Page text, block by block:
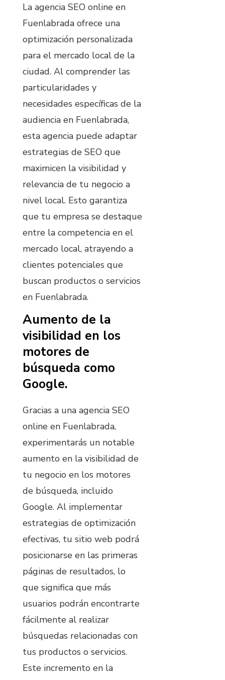
La agencia SEO online en
Fuenlabrada ofrece una
optimización personalizada
para el mercado local de la
ciudad. Al comprender las
particularidades y
necesidades específicas de la
audiencia en Fuenlabrada,
esta agencia puede adaptar
estrategias de SEO que
maximicen la visibilidad y
relevancia de tu negocio a
nivel local. Esto garantiza
que tu empresa se destaque
entre la competencia en el
mercado local, atrayendo a
clientes potenciales que
buscan productos o servicios
en Fuenlabrada.
Aumento de la
visibilidad en los
motores de
búsqueda como
Google.
Gracias a una agencia SEO
online en Fuenlabrada,
experimentarás un notable
aumento en la visibilidad de
tu negocio en los motores
de búsqueda, incluido
Google. Al implementar
estrategias de optimización
efectivas, tu sitio web podrá
posicionarse en las primeras
páginas de resultados, lo
que significa que más
usuarios podrán encontrarte
fácilmente al realizar
búsquedas relacionadas con
tus productos o servicios.
Este incremento en la